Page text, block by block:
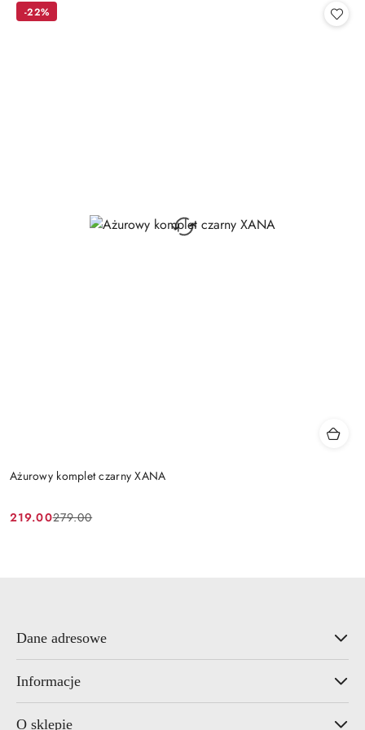
Ażurowy komplet czarny XANA
Cena
219.00
Cena
279.00
-22%
Dane adresowe
Informacje
O sklepie